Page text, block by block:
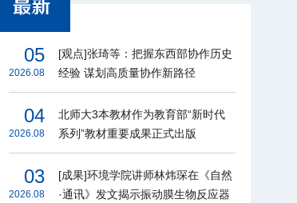
05
2026.08
[观点]张琦等：把握东西部协作历史
经验 谋划高质量协作新路径
04
2026.08
北师大3本教材作为教育部“新时代
系列”教材重要成果正式出版
03
2026.08
[成果]环境学院讲师林炜琛在《自然
·通讯》发文揭示振动膜生物反应器